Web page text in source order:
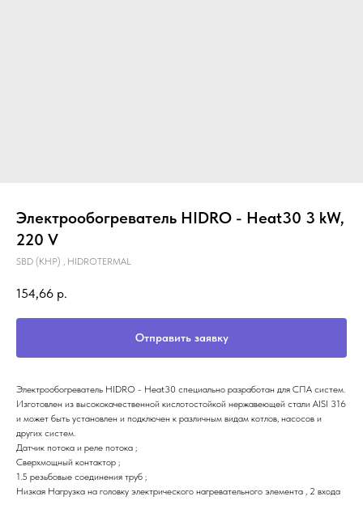
Электрообогреватель HIDRO - Heat30 3 kW,
220 V
SBD (KHP) , HIDROTERMAL
154,66 р.
Отправить заявку
Электрообогреватель HIDRO - Heat30 специально разработан для СПА систем.
Изготовлен из высококачественной кислотостойкой нержавеющей стали AISI 316
и может быть установлен и подключен к различным видам котлов, насосов и
других систем.
Датчик потока и реле потока ;
Сверхмощный контактор ;
1.5 резьбовые соединения труб ;
Низкая Нагрузка на головку электрического нагревательного элемента , 2 входа